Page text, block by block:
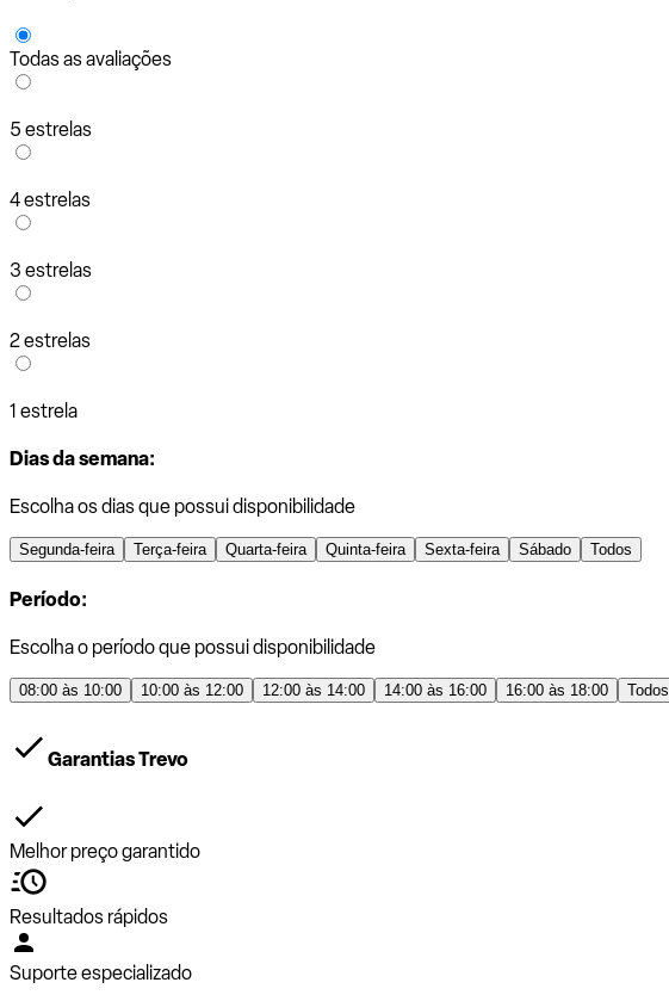
Todas as avaliações
5 estrelas
4 estrelas
3 estrelas
2 estrelas
1 estrela
Dias da semana:
Escolha os dias que possui disponibilidade
Segunda-feira Terça-feira Quarta-feira Quinta-feira Sexta-feira Sábado Todos
Período:
Escolha o período que possui disponibilidade
08:00 às 10:00 10:00 às 12:00 12:00 às 14:00 14:00 às 16:00 16:00 às 18:00 Todos
Garantias Trevo
Melhor preço garantido
Resultados rápidos
Suporte especializado